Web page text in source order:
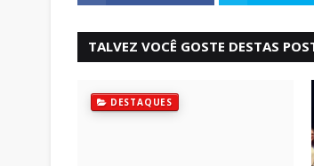
TALVEZ VOCÊ GOSTE DESTAS
DESTAQUES